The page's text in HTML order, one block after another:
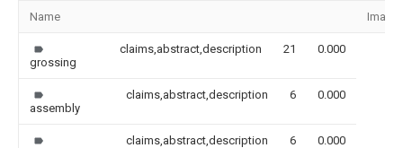
Name Image
grossing
claims,abstract,description 21 0.000
assembly
claims,abstract,description 6 0.000
claims,abstract,description 6 0.000